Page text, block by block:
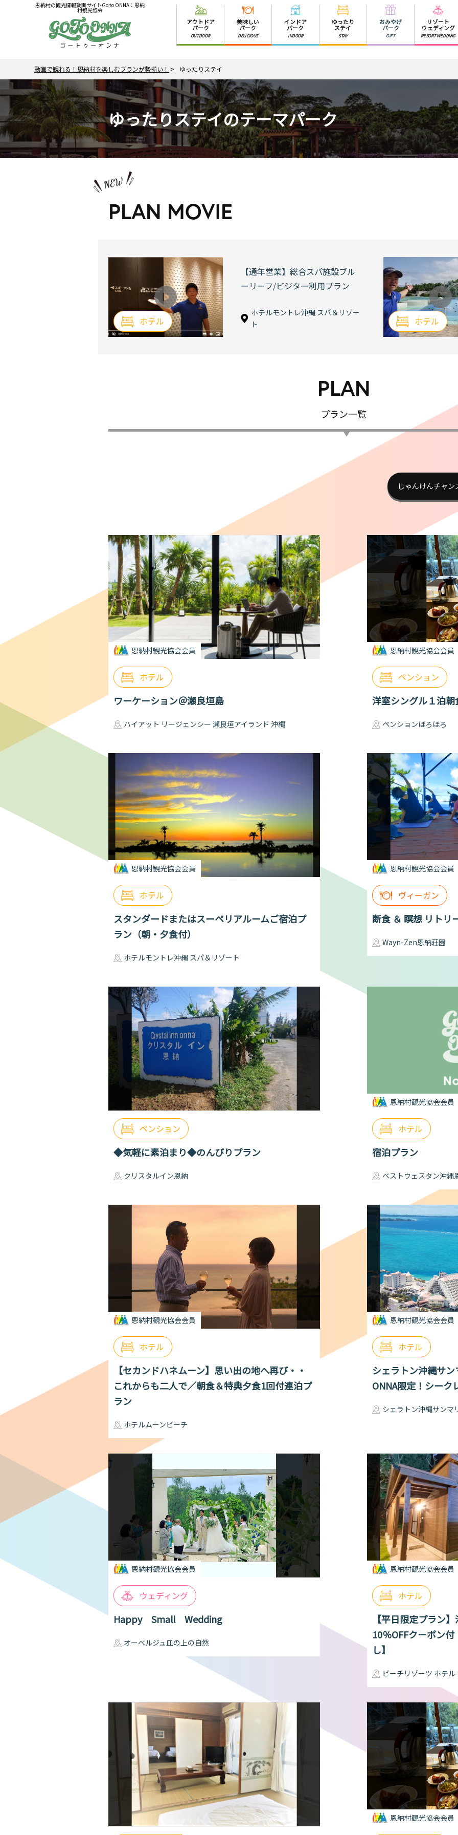
恩納村の観光情報動画サイトGo to ONNA：恩納
村観光協会
アウトドア
パーク
OUTDOOR
美味しい
パーク
DELICIOUS
インドア
パーク
INDOOR
ゆったり
ステイ
STAY
おみやげ
パーク
GIFT
リゾート
ウェディング
RESORT WEDDING
動画で観れる！恩納村を楽しむプランが勢揃い！ ゆったりステイ
ゆったりステイのテーマパーク
PLAN MOVIE
ホテル
【通年営業】総合スパ施設ブル
ーリーフ/ビジター利用プラン
ホテルモントレ沖縄 スパ＆リゾー
ト
ホテル
PLAN
プラン一覧
じゃんけんチャ
恩納村観光協会会員
ホテル
ワーケーション＠瀬良垣島
ハイアット リージェンシー 瀬良垣アイランド 沖縄
恩納村観光協会会員
ペンション
洋室シングル１泊朝
ペンションほろほろ
恩納村観光協会会員
ホテル
スタンダードまたはスーペリアルームご宿泊プ
ラン（朝・夕食付）
ホテルモントレ沖縄 スパ＆リゾート
恩納村観光協会会員
ヴィーガン
断食 ＆ 瞑想 リトリ
Wayn-Zen恩納荘園
ペンション
◆気軽に素泊まり◆のんびりプラン
クリスタルイン恩納
恩納村観光協会会員
ホテル
宿泊プラン
ベストウェスタン沖縄
恩納村観光協会会員
ホテル
【セカンドハネムーン】思い出の地へ再び・・
これからも二人で／朝食＆特典夕食1回付連泊プ
ラン
ホテルムーンビーチ
恩納村観光協会会員
ホテル
シェラトン沖縄サ
ONNA限定！シーク
シェラトン沖縄サンマ
恩納村観光協会会員
ウェディング
Happy Small Wedding
オーベルジュ皿の上の自然
恩納村観光協会会員
ホテル
【平日限定プラン
10％OFFクーポン
し】
ビーチリゾーツ ホテ
恩納村観光協会会員